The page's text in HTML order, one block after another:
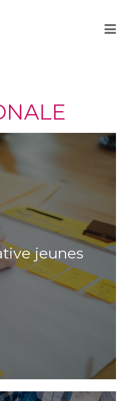
jeunes